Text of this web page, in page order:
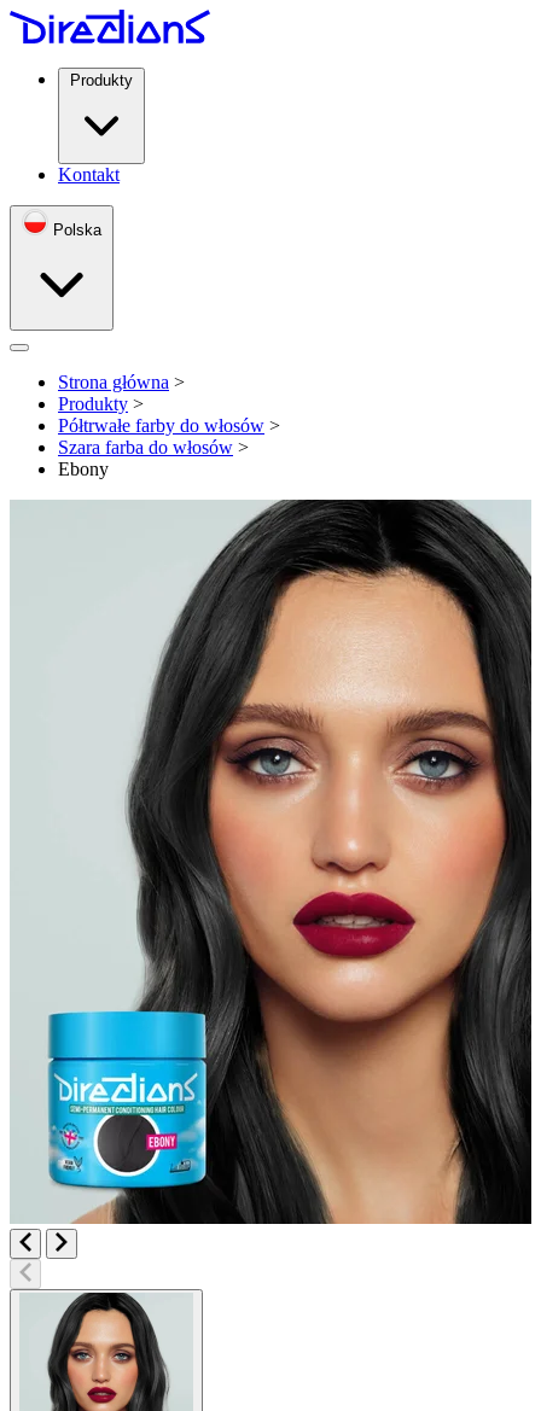
Produkty
Kontakt
Polska
Open menu
Strona główna >
Produkty >
Półtrwałe farby do włosów >
Szara farba do włosów >
Ebony